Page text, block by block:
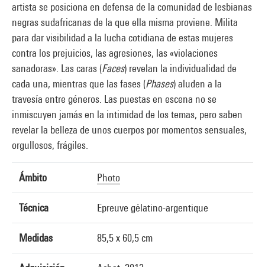
artista se posiciona en defensa de la comunidad de lesbianas
negras sudafricanas de la que ella misma proviene. Milita
para dar visibilidad a la lucha cotidiana de estas mujeres
contra los prejuicios, las agresiones, las «violaciones
sanadoras». Las caras (Faces) revelan la individualidad de
cada una, mientras que las fases (Phases) aluden a la
travesía entre géneros. Las puestas en escena no se
inmiscuyen jamás en la intimidad de los temas, pero saben
revelar la belleza de unos cuerpos por momentos sensuales,
orgullosos, frágiles.
Ámbito Photo
Técnica Epreuve gélatino-argentique
Medidas 85,5 x 60,5 cm